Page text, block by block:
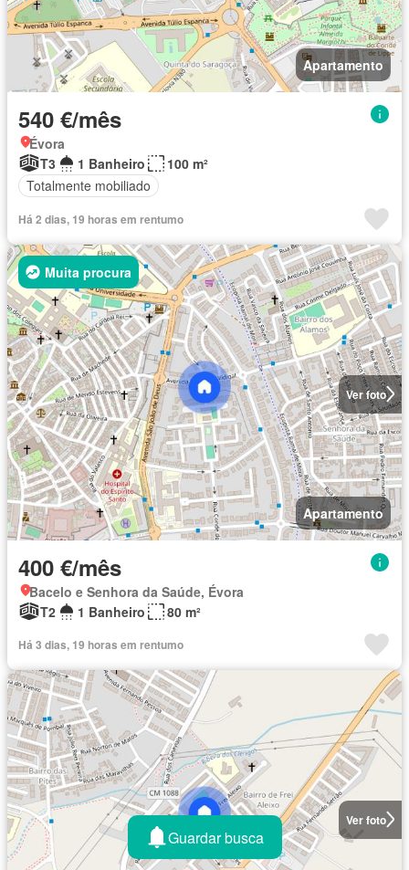
Apartamento
540 €/mês
Évora
T3
1 Banheiro
100 m²
Totalmente mobiliado
Há 2 dias, 19 horas em rentumo
Ver foto
Muita procura
Apartamento
400 €/mês
Bacelo e Senhora da Saúde, Évora
T2
1 Banheiro 80 m²
Há 3 dias, 19 horas em rentumo
Ver foto
Guardar busca